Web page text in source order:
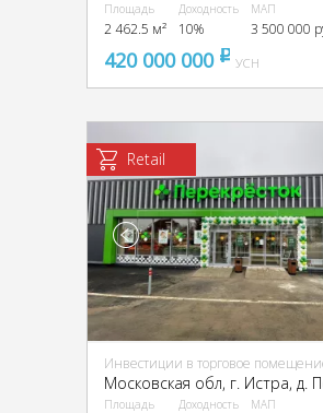
Площадь
2 462.5 м²
Доходность
10%
МАП
3 500 000
420 000 000 pуб
УСН
Retail
Инвестиции в торговое
Площадь Доходность МАП